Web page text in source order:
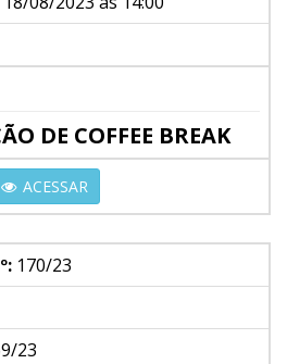
DE COFFEE BREAK
ACESSAR
170/23
23